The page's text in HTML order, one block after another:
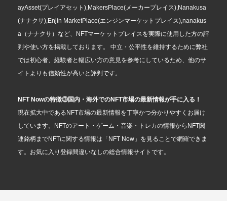
ayAsset(プレイアセット),MakersPlace(メーカープレイス),Nanakusa
(ナナクサ),Enjin MarketPlace(エンジンマーケットプレイス),nanakus
a（ナナクサ）など、NFTマーケットプレイスを実際に使用した方の評
判や使い方を掲載しております。 中立・公平性を維持するために弊社
では初心者、経験者と幅広い方の意見を参考にしているため、他のサ
イトよりも信頼性が高いと評判です。
NFT Nowの特徴③国内・海外でのNFT市場の最新情報が手に入る！
現在拡大中であるNFT市場の最新情報を丁寧かつ分かりやすくお届け
しています。NFTのアート・ゲーム・音楽・トレカの情報からNFT関
連銘柄までNFTに関する情報は「NFT Now」を見ることで網羅できま
す。お気に入り登録間違いなしの総合情報サイトです。